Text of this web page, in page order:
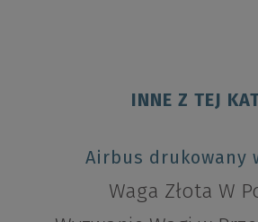
INNE Z TEJ
Airbus drukowany
Waga Złota W